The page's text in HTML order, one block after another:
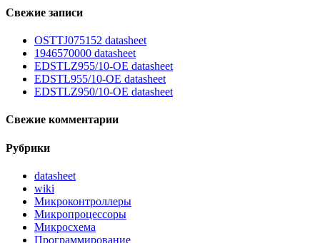
Свежие записи
OSTTJ075152 datasheet
1946570000 datasheet
EDSTLZ955/10-OE datasheet
EDSTL955/10-OE datasheet
EDSTLZ950/10-OE datasheet
Свежие комментарии
Рубрики
datasheet
wiki
Микроконтроллеры
Микропроцессоры
Микросхема
Программирование